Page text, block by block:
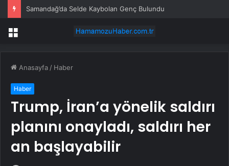
Samandağ’da Selde Kaybolan Genç Bulundu
Menü
Anasayfa / Haber
Haber
Trump, İran’a yönelik saldırı
planını onayladı, saldırı her
an başlayabilir